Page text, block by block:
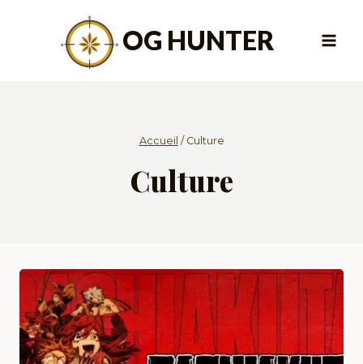
OG HUNTER
Accueil / Culture
Culture